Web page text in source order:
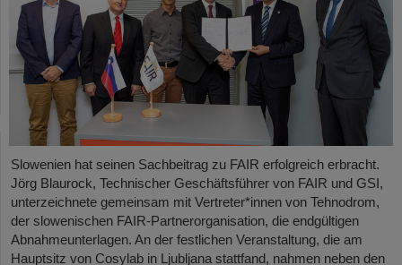
Slowenien hat seinen Sachbeitrag zu FAIR erfolgreich erbracht.
Jörg Blaurock, Technischer Geschäftsführer von FAIR und GSI,
unterzeichnete gemeinsam mit Vertreter*innen von Tehnodrom,
der slowenischen FAIR-Partnerorganisation, die endgültigen
Abnahmeunterlagen. An der festlichen Veranstaltung, die am
Hauptsitz von Cosylab in Ljubljana stattfand, nahmen neben den